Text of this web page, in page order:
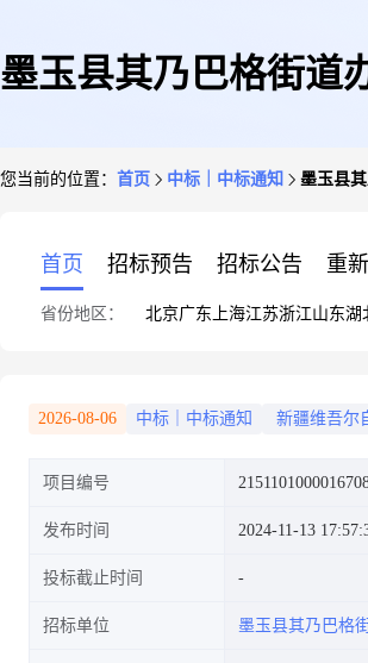
墨玉县其乃巴格街道
您当前的位置： 首页 中标｜中标通知 墨玉县
首页 招标预告 招标公告 重
省份地区： 北京广东 上海江苏浙江山东湖
2026-08-06 中标｜中标通知 新疆维吾尔
项目编号
发布时间 2024-11-13
投标截止时间
招标单位 墨玉县其乃巴格